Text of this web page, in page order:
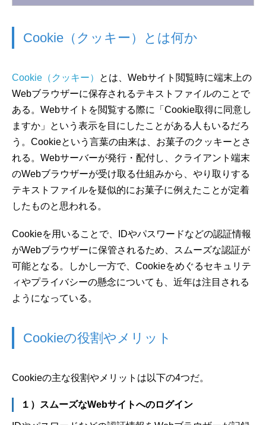
Cookie（クッキー）とは何か
Cookie（クッキー）
とは、Webサイト閲覧時に端末上の
Webブラウザーに保存されるテキストファイルのことで
ある。Webサイトを閲覧する際に「Cookie取得に同意し
ますか」という表示を目にしたことがある人もいるだろ
う。Cookieという言葉の由来は、お菓子のクッキーとさ
れる。Webサーバーが発行・配付し、クライアント端末
のWebブラウザーが受け取る仕組みから、やり取りする
テキストファイルを疑似的にお菓子に例えたことが定着
したものと思われる。
Cookieを用いることで、IDやパスワードなどの認証情報
がWebブラウザーに保管されるため、スムーズな認証が
可能となる。しかし一方で、Cookieをめぐるセキュリテ
ィやプライバシーの懸念についても、近年は注目される
ようになっている。
Cookieの役割やメリット
Cookieの主な役割やメリットは以下の4つだ。
１）スムーズなWebサイトへのログイン